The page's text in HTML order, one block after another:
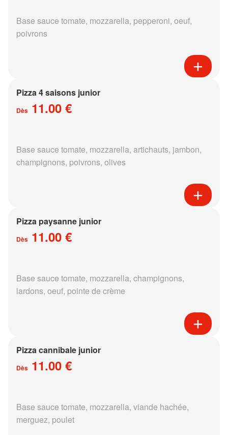
Base sauce tomate, mozzarella, pepperoni, oeuf,
poivrons
Pizza 4 saisons junior
Dès 11.00 €
Base sauce tomate, mozzarella, artichauts, jambon,
champignons, poivrons, olives
Pizza paysanne junior
Dès 11.00 €
Base sauce tomate, mozzarella, champignons,
lardons, oeuf, pointe de crème
Pizza cannibale junior
Dès 11.00 €
Base sauce tomate, mozzarella, viande hachée,
merguez, poulet